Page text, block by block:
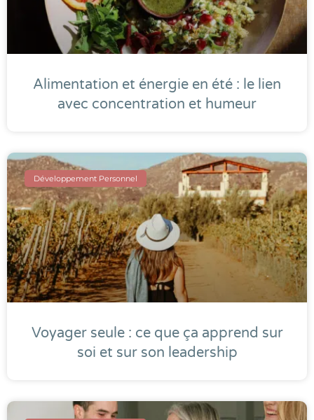
Alimentation et énergie en été : le lien
avec concentration et humeur
Développement Personnel
Voyager seule : ce que ça apprend sur
soi et sur son leadership